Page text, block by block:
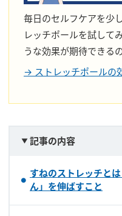
毎日のセルフケアを少
レッチポールを試して
うな効果が期待できる
→ ストレッチポールの
記事の内容
すねのストレッチと
ん」を伸ばすこと